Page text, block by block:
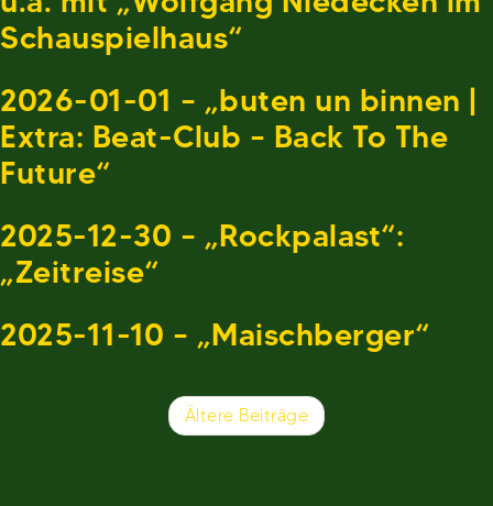
Schauspielhaus“
2026-01-01 – „buten un binnen |
Extra: Beat-Club – Back To The
Future“
2025-12-30 – „Rockpalast“:
„Zeitreise“
2025-11-10 – „Maischberger“
Beitragsnavigation
Ältere Beiträge